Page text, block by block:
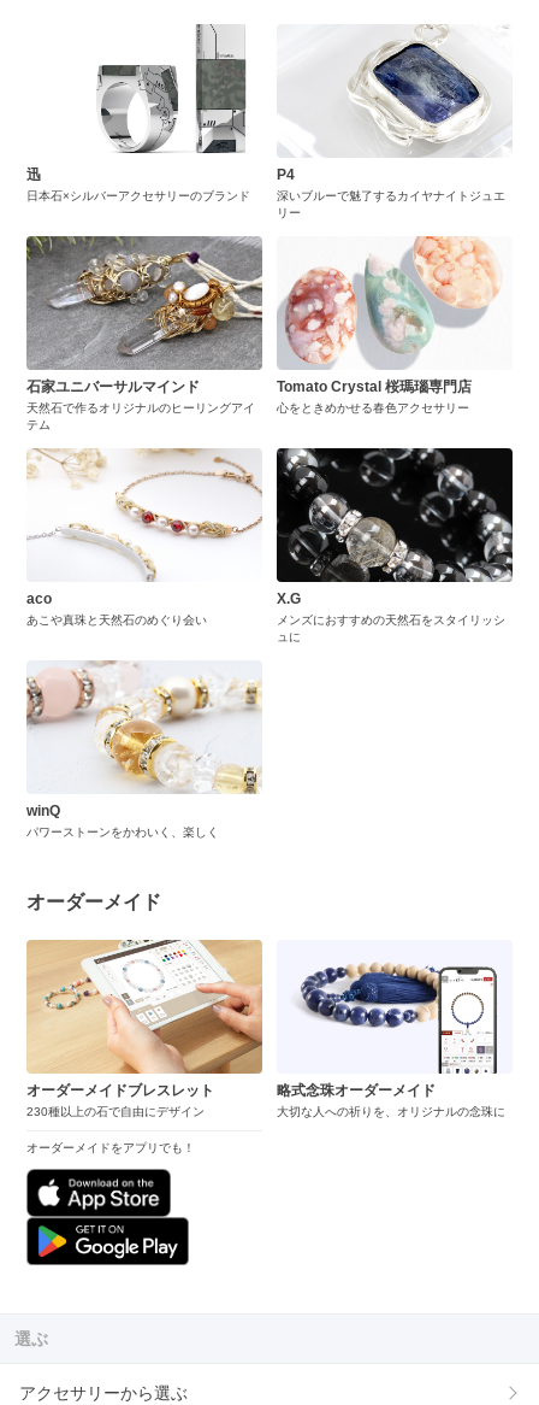
迅
日本石×シルバーアクセサリーのブランド
P4
深いブルーで魅了するカイヤナイトジュエ
リー
石家ユニバーサルマインド
天然石で作るオリジナルのヒーリングアイ
テム
Tomato Crystal 桜瑪瑙専門店
心をときめかせる春色アクセサリー
aco
あこや真珠と天然石のめぐり会い
X.G
メンズにおすすめの天然石をスタイリッシ
ュに
winQ
パワーストーンをかわいく、楽しく
オーダーメイド
オーダーメイドブレスレット
230種以上の石で自由にデザイン
オーダーメイドをアプリでも！
略式念珠オーダーメイド
大切な人への祈りを、オリジナルの念珠に
選ぶ
アクセサリーから選ぶ